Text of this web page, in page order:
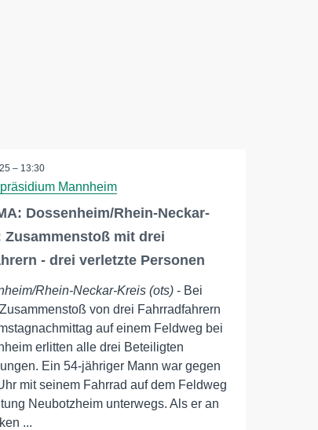
– 13:30
Mannheim
Dossenheim/Rhein-Neckar-
Zusammenstoß mit drei
- drei verletzte Personen
Rhein-Neckar-Kreis (ots) - Bei
von drei Fahrradfahrern
auf einem Feldweg bei
erlitten alle drei Beteiligten
Ein 54-jähriger Mann war gegen
mit seinem Fahrrad auf dem Feldweg
Neubotzheim unterwegs. Als er an
...